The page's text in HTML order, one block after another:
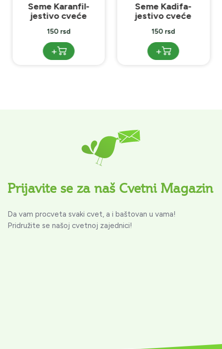
Seme Karanfil-
jestivo cveće
150 rsd
+
Seme Kadifa-
jestivo cveće
150 rsd
+
Prijavite se za naš Cvetni Magazin
Da vam procveta svaki cvet, a i baštovan u vama!
Pridružite se našoj cvetnoj zajednici!